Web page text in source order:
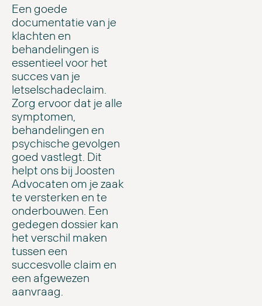
Een goede
documentatie van je
klachten en
behandelingen is
essentieel voor het
succes van je
letselschadeclaim.
Zorg ervoor dat je alle
symptomen,
behandelingen en
psychische gevolgen
goed vastlegt. Dit
helpt ons bij Joosten
Advocaten om je zaak
te versterken en te
onderbouwen. Een
gedegen dossier kan
het verschil maken
tussen een
succesvolle claim en
een afgewezen
aanvraag.